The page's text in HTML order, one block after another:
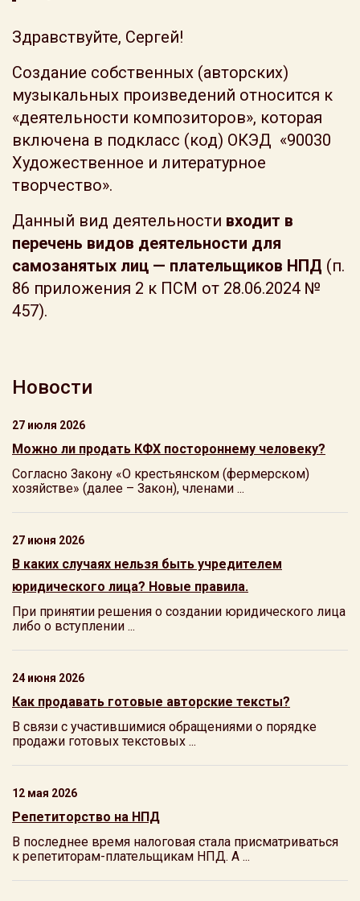
Здравствуйте, Сергей!
Создание собственных (авторских)
музыкальных произведений относится к
«деятельности композиторов», которая
включена в подкласс (код) ОКЭД «90030
Художественное и литературное
творчество».
Данный вид деятельности входит в
перечень видов деятельности для
самозанятых лиц — плательщиков НПД (п.
86 приложения 2 к ПСМ от 28.06.2024 №
457).
Новости
27 июля 2026
Можно ли продать КФХ постороннему человеку?
Согласно Закону «О крестьянском (фермерском)
хозяйстве» (далее – Закон), членами ...
27 июня 2026
В каких случаях нельзя быть учредителем
юридического лица? Новые правила.
При принятии решения о создании юридического лица
либо о вступлении ...
24 июня 2026
Как продавать готовые авторские тексты?
В связи с участившимися обращениями о порядке
продажи готовых текстовых ...
12 мая 2026
Репетиторство на НПД
В последнее время налоговая стала присматриваться
к репетиторам-плательщикам НПД. А ...